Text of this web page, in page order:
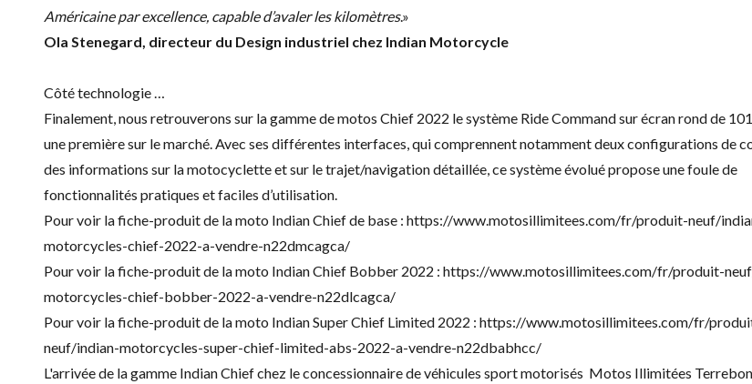
Américaine par excellence, capable d’avaler les kilomètres.»
Ola Stenegard, directeur du Design industriel chez Indian Motorcycle
Côté technologie …
Finalement, nous retrouverons sur la gamme de motos Chief 2022 le système Ride Command sur écran rond de
une première sur le marché. Avec ses différentes interfaces, qui comprennent notamment deux configurations de
des informations sur la motocyclette et sur le trajet/navigation détaillée, ce système évolué propose une foule de
fonctionnalités pratiques et faciles d’utilisation.
Pour voir la fiche-produit de la moto Indian Chief de base : https://www.motosillimitees.com/fr/produit-neuf/
motorcycles-chief-2022-a-vendre-n22dmcagca/
Pour voir la fiche-produit de la moto Indian Chief Bobber 2022 : https://www.motosillimitees.com/fr/produit-
motorcycles-chief-bobber-2022-a-vendre-n22dlcagca/
Pour voir la fiche-produit de la moto Indian Super Chief Limited 2022 : https://www.motosillimitees.com/fr/
neuf/indian-motorcycles-super-chief-limited-abs-2022-a-vendre-n22dbabhcc/
L'arrivée de la gamme Indian Chief chez le concessionnaire de véhicules sport motorisés Motos Illimitées